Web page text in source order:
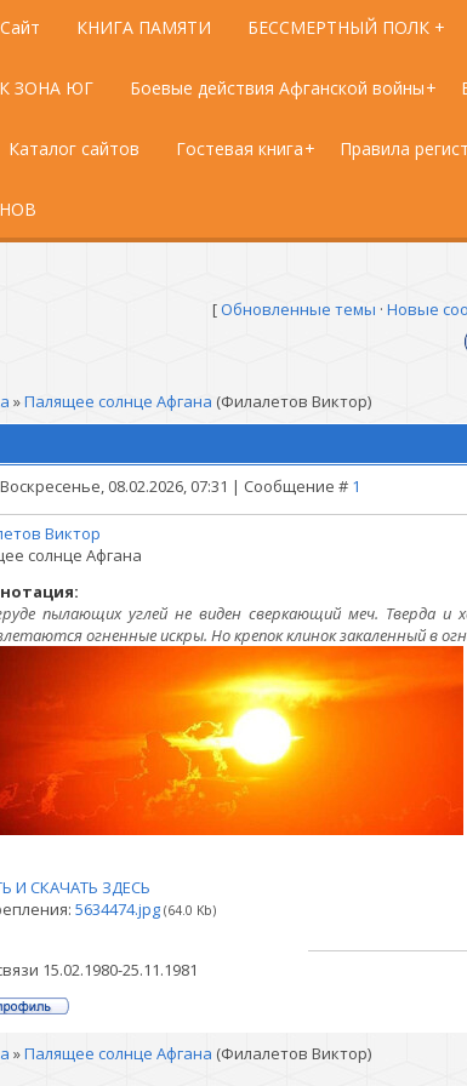
Сайт КНИГА ПАМЯТИ БЕССМЕРТНЫЙ ПОЛК +
ЗОНА ЮГ Боевые действия Афганской войны
Каталог сайтов Гостевая книга Правила
[Обновленные темы · Новые
»Палящее солнце Афгана (Филалетов Виктор)
08.02.2026, 07:31 | Сообщение # 1
Виктор
солнце Афгана
пылающих углей не виден сверкающий меч. Тверда
огненные искры. Но крепок клинок закаленный в
И СКАЧАТЬ ЗДЕСЬ
5634474.jpg (64.0 Kb)
15.02.1980-25.11.1981
»Палящее солнце Афгана (Филалетов Виктор)